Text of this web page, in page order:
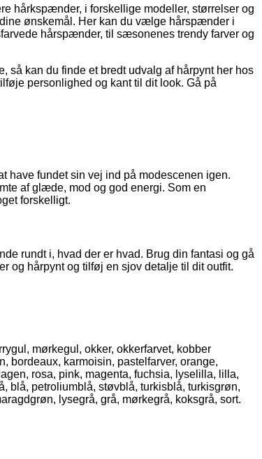
hårkspænder, i forskellige modeller, størrelser og
ønskemål. Her kan du vælge hårspænder i
hårspænder, til sæsonenes trendy farver og
kan du finde et bredt udvalg af hårpynt her hos
personlighed og kant til dit look. Gå på
have fundet sin vej ind på modescenen igen.
af glæde, mod og god energi. Som en
forskelligt.
rundt i, hvad der er hvad. Brug din fantasi og gå
og hårpynt og tilføj en sjov detalje til dit outfit.
mørkegul, okker, okkerfarvet, kobber
bordeaux, karmoisin, pastelfarver, orange,
rosa, pink, magenta, fuchsia, lyselilla, lilla,
blå, petroliumblå, støvblå, turkisblå, turkisgrøn,
lysegrå, grå, mørkegrå, koksgrå, sort.